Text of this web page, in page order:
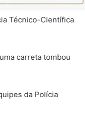
Técnico-Científica
carreta tombou
da Polícia